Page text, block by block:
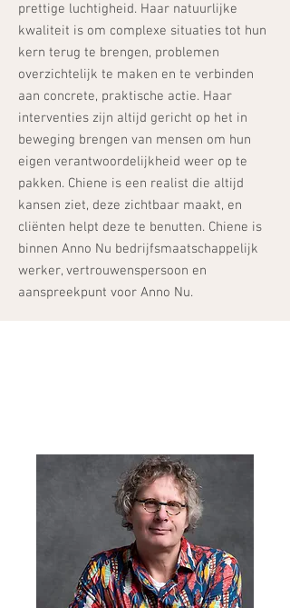
Lees meer
prettige luchtigheid. Haar natuurlijke
kwaliteit is om complexe situaties tot hun
kern terug te brengen, problemen
overzichtelijk te maken en te verbinden
aan concrete, praktische actie. Haar
interventies zijn altijd gericht op het in
beweging brengen van mensen om hun
eigen verantwoordelijkheid weer op te
pakken. Chiene is een realist die altijd
kansen ziet, deze zichtbaar maakt, en
cliënten helpt deze te benutten. Chiene is
binnen Anno Nu bedrijfsmaatschappelijk
werker, vertrouwenspersoon en
aanspreekpunt voor Anno Nu.